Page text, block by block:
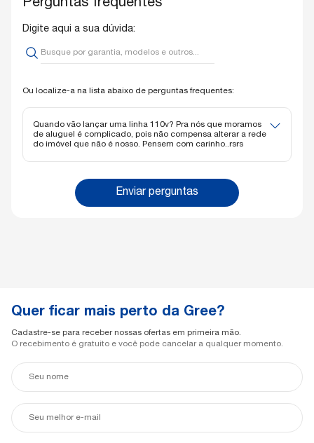
Perguntas frequentes
Digite aqui a sua dúvida:
Ou localize-a na lista abaixo de perguntas frequentes:
Quando vão lançar uma linha 110v? Pra nós que moramos
de aluguel é complicado, pois não compensa alterar a rede
do imóvel que não é nosso. Pensem com carinho..rsrs
Enviar perguntas
Quer ficar mais perto da Gree?
Cadastre-se para receber nossas ofertas em primeira mão.
O recebimento é gratuito e você pode cancelar a qualquer momento.
Seu
nome
Seu
mail